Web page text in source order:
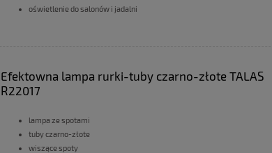
oświetlenie do salonów i jadalni
Efektowna lampa rurki-tuby czarno-złote TALAS
R22017
lampa ze spotami
tuby czarno-złote
wiszące spoty